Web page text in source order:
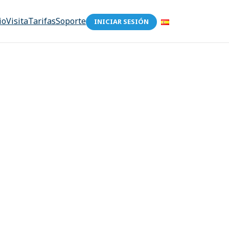
VisitaTarifasSoporte INICIAR SESIÓN